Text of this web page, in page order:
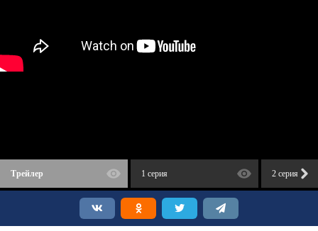
Трейлер 1 серия 2 серия